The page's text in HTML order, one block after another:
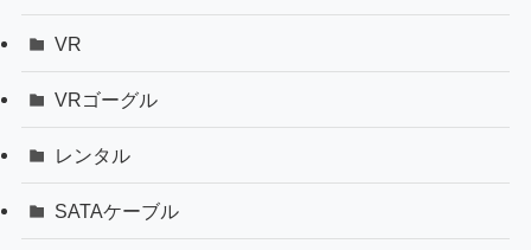
VR
VRゴーグル
レンタル
SATAケーブル